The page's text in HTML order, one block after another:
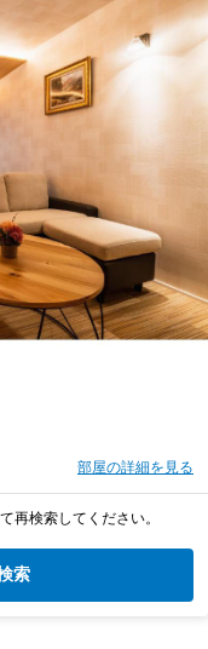
部屋の詳細を見る
再検索してください。
索